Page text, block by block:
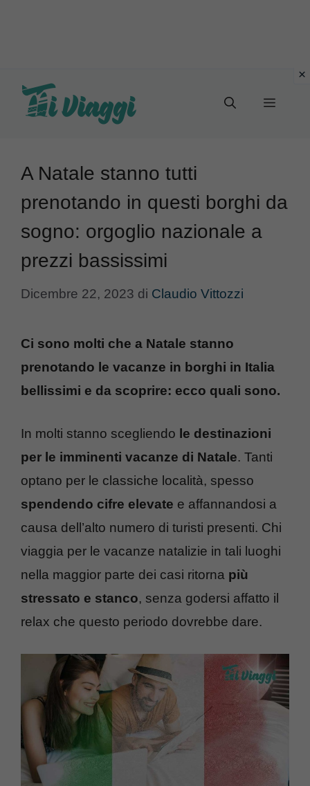
Menu
A Natale stanno tutti
prenotando in questi borghi da
sogno: orgoglio nazionale a
prezzi bassissimi
Dicembre 22, 2023 di Claudio Vittozzi
Ci sono molti che a Natale stanno
prenotando le vacanze in borghi in Italia
bellissimi e da scoprire: ecco quali sono.
In molti stanno scegliendo le destinazioni
per le imminenti vacanze di Natale. Tanti
optano per le classiche località, spesso
spendendo cifre elevate e affannandosi a
causa dell’alto numero di turisti presenti. Chi
viaggia per le vacanze natalizie in tali luoghi
nella maggior parte dei casi ritorna più
stressato e stanco, senza godersi affatto il
relax che questo periodo dovrebbe dare.